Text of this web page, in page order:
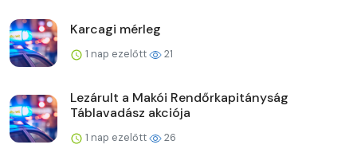
Karcagi mérleg
1 nap ezelőtt 21
Lezárult a Makói Rendőrkapitányság
Táblavadász akciója
1 nap ezelőtt 26